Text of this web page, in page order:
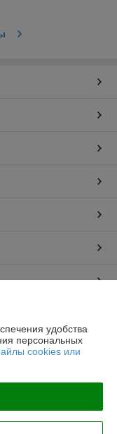
удобства
персональных
cookies или